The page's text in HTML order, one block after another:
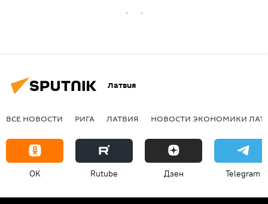
Латвия
ВСЕ НОВОСТИ РИГА ЛАТВИЯ НОВОСТИ ЭКОНОМИКИ
OK Rutube Дзен Telegram